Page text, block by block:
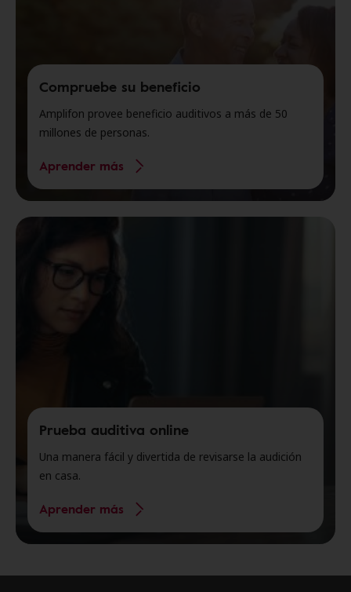
Compruebe su beneficio
Amplifon provee beneficio auditivos a más de 50
millones de personas.
Aprender más
Prueba auditiva online
Una manera fácil y divertida de revisarse la audición
en casa.
Aprender más